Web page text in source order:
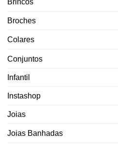
Brincos
Broches
Colares
Conjuntos
Infantil
Instashop
Joias
Joias Banhadas